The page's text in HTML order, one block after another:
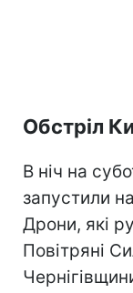
Обстріл
В ніч на
запустили
Дрони, які
Повітряні